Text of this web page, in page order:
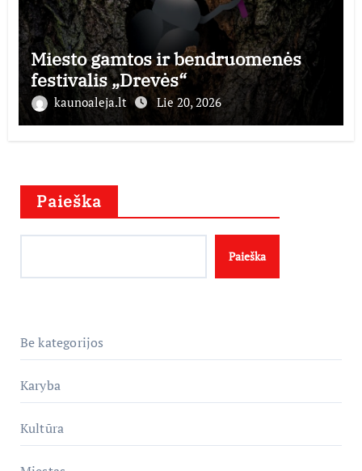
Miesto gamtos ir bendruomenės
festivalis „Drevės“
kaunoaleja.lt Lie 20, 2026
Paieška
Paieška
Be kategorijos
Karyba
Kultūra